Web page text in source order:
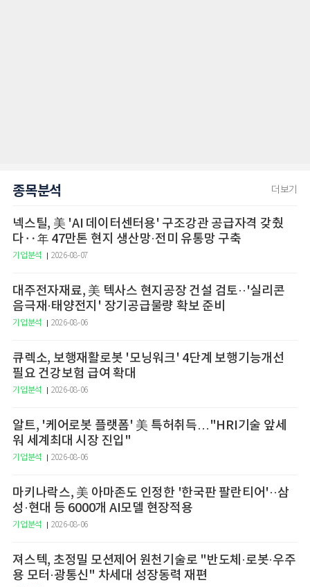
종목분석 더보기
넥스틸, 美 'AI 데이터센터용' 구조강관 공급자격 갖췄
다‥年 47만톤 현지 생산망·전미 유통망 구축
기업분석 2026-08-07
대주전자재료, 美 텍사스 현지공장 건설 검토··'실리콘
음극재·태양전지' 장기공급물량 확보 준비
기업분석 2026-08-06
큐렉소, 보행재활로봇 '모닝워크' 4단계 보행기능개선
필요 건강보험 급여 확대
기업분석 2026-08-06
알트, '케어로봇 플랫폼' 美 특허취득…"HRI기술 앞세
워 세계최대 시장 진입"
기업분석 2026-08-06
마키나락스, 美 아마존도 인정한 '한국판 팔란티어'··삼
성·현대 등 6000개 AI모델 현장적용
기업분석 2026-08-06
져스텍, 초정밀 모션제어 원천기술로 "반도체·로봇·우주
용 모터·광통신" 차세대 성장동력 재편